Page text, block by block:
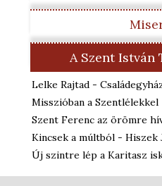
A Szent
Lelke Rajtad -
Misszióban a Szentlélekkel
Szent Ferenc az örömre
Kincsek a múltból - Hiszek
Új szintre lép a Karitasz